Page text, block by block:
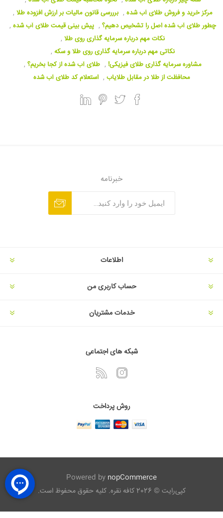
مرکز خرید و فروش طلای آب شده , برررسی قانون مالیات بر ارزش افزوده طلا ,
چطور طلای آب شده اصل را تشخیص دهیم؟ , پیش بینی قیمت طلای آب شده ,
نکات مهم درباره سرمایه گذاری روی طلا ,
نکاتی مهم درباره سرمایه گذاری روی طلا و سکه ,
مشاوره سرمایه گذاری طلای فیزیکی! , طلای آب شده از کجا بخریم؟ ,
محافظت از طلا در مقابل طلایاب , استعلام کد طلای آب شده
خبرنامه
اطلاعات
حساب کاربری من
خدمات مشتریان
شبکه های اجتماعی
روش پرداخت
Powered by nopCommerce
کپی‌رایت © 2026 کافه نقره. کلیه حقوق محفوظ است.